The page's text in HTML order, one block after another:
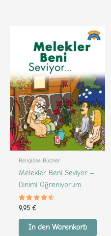
Religiöse Bücher
Melekler Beni Seviyor –
Dinimi Öğreniyorum
Bewertet
mit
4.33
von 5
9,95 €
In den Warenkorb